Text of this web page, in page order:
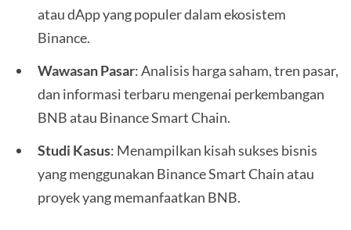
atau dApp yang populer dalam ekosistem
Binance.
Wawasan Pasar: Analisis harga saham, tren pasar,
dan informasi terbaru mengenai perkembangan
BNB atau Binance Smart Chain.
Studi Kasus: Menampilkan kisah sukses bisnis
yang menggunakan Binance Smart Chain atau
proyek yang memanfaatkan BNB.